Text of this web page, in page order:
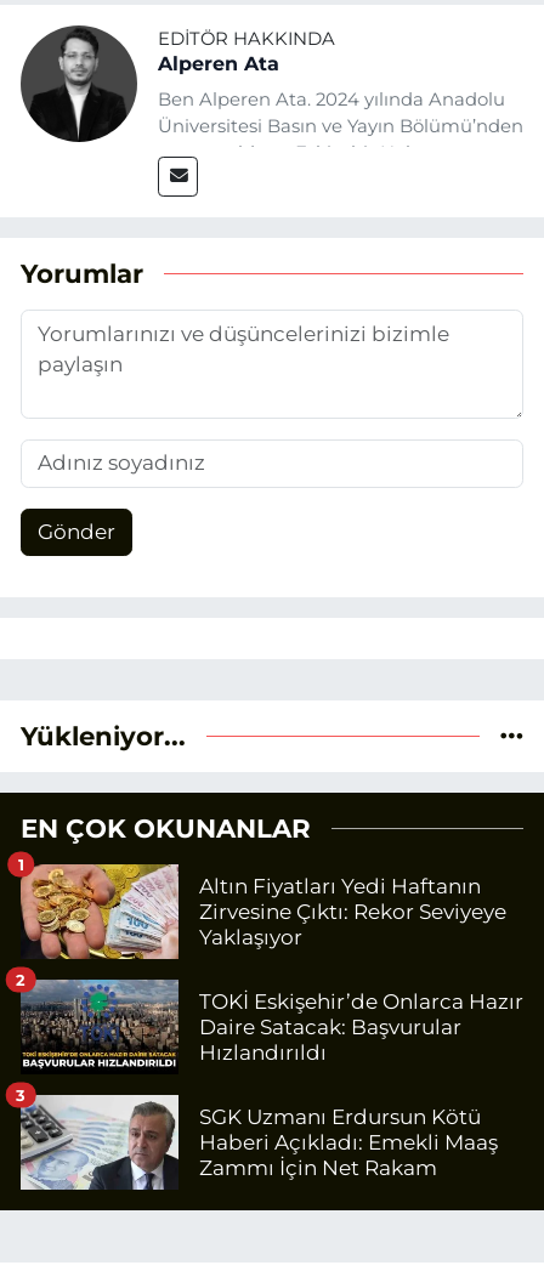
EDITÖR HAKKINDA
Alperen Ata
Ben Alperen Ata. 2024 yılında Anadolu
Üniversitesi Basın ve Yayın Bölümü’nden
mezun oldum. Eskişehir Haber
Ajansı’nda (EHA) muhabir ve editör
Yorumlar
Gönder
Yükleniyor...
EN ÇOK OKUNANLAR
Altın Fiyatları Yedi Haftanın
Zirvesine Çıktı: Rekor Seviyeye
Yaklaşıyor
1
TOKİ Eskişehir’de Onlarca Hazır
Daire Satacak: Başvurular
Hızlandırıldı
2
SGK Uzmanı Erdursun Kötü
Haberi Açıkladı: Emekli Maaş
Zammı İçin Net Rakam
3